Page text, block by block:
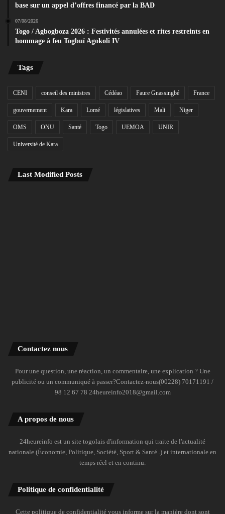
base sur un appel d’offres financé par la BAD
07/08/2026
Togo / Agbogboza 2026 : Festivités annulées et rites restreints en
hommage à feu Togbuï Agokoli IV
Tags
CENI conseil des ministres Cédéao Faure Gnassingbé France
gouvernement Kara Lomé législatives Mali Niger
OMS ONU Santé Togo UEMOA UNIR
Université de Kara
Last Modified Posts
Contactez nous
Pour une question, une réaction, un commentaire, une explication ? Une
publicité ou un communiqué à passer?Contactez-nous(00228) 70171191 /
98 12 67 78 24heureinfo2018@gmail.com
A propos de nous
24heureinfo est un site togolais d'information qui traite de l'actualité
nationale (Économie, Politique, Société, Sport & Santé..) et internationale en
temps réel et en continu.
Politique de confidentialité
Cette politique de confidentialité vous informe sur la manière dont sont